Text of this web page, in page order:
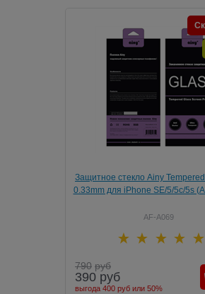
Защитное стекло Ainy
0.33mm для iPhone SE/5/5c/5s
AF-A069
790 руб
390 руб
выгода 400 руб или 50%